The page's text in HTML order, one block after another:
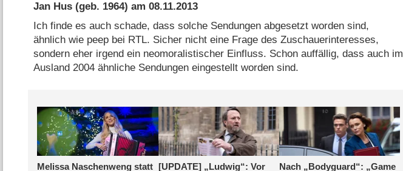
Jan Hus(geb. 1964) am 08.11.2013
Ich finde es auch schade, dass solche Sendungen abgesetzt worden sind,
ähnlich wie peep bei RTL. Sicher nicht eine Frage des Zuschauerinteresses,
sondern eher irgend ein neomoralistischer Einfluss. Schon auffällig, dass auch im
Ausland 2004 ähnliche Sendungen eingestellt worden sind.